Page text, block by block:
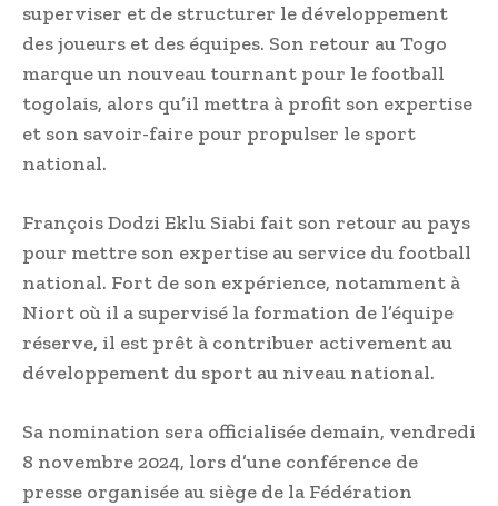
superviser et de structurer le développement
des joueurs et des équipes. Son retour au Togo
marque un nouveau tournant pour le football
togolais, alors qu’il mettra à profit son expertise
et son savoir-faire pour propulser le sport
national.
François Dodzi Eklu Siabi fait son retour au pays
pour mettre son expertise au service du football
national. Fort de son expérience, notamment à
Niort où il a supervisé la formation de l’équipe
réserve, il est prêt à contribuer activement au
développement du sport au niveau national.
Sa nomination sera officialisée demain, vendredi
8 novembre 2024, lors d’une conférence de
presse organisée au siège de la Fédération